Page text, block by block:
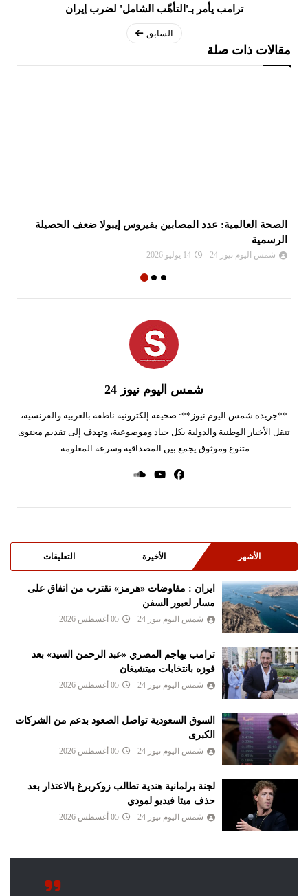
ترامب يأمر بـ'التأهّب الشامل' لضرب إيران
السابق
مقالات ذات صلة
الصحة العالمية: عدد المصابين بفيروس إيبولا ضعف الحصيلة
الرسمية
شمس اليوم نيوز 24 14 يوليو 2026
شمس اليوم نيوز 24
**جريدة شمس اليوم نيوز**: صحيفة إلكترونية ناطقة بالعربية والفرنسية،
تنقل الأخبار الوطنية والدولية بكل حياد وموضوعية، وتهدف إلى تقديم محتوى
متنوع وموثوق يجمع بين المصداقية وسرعة المعلومة.
الأشهر الأخيرة التعليقات
ايران : مفاوضات «هرمز» تقترب من اتفاق على
مسار لعبور السفن
شمس اليوم نيوز 24 05 أغسطس 2026
ترامب يهاجم المصري «عبد الرحمن السيد» بعد
فوزه بانتخابات ميتشيغان
شمس اليوم نيوز 24 05 أغسطس 2026
السوق السعودية تواصل الصعود بدعم من الشركات
الكبرى
شمس اليوم نيوز 24 05 أغسطس 2026
لجنة برلمانية هندية تطالب زوكربرغ بالاعتذار بعد
حذف ميتا فيديو لمودي
شمس اليوم نيوز 24 05 أغسطس 2026